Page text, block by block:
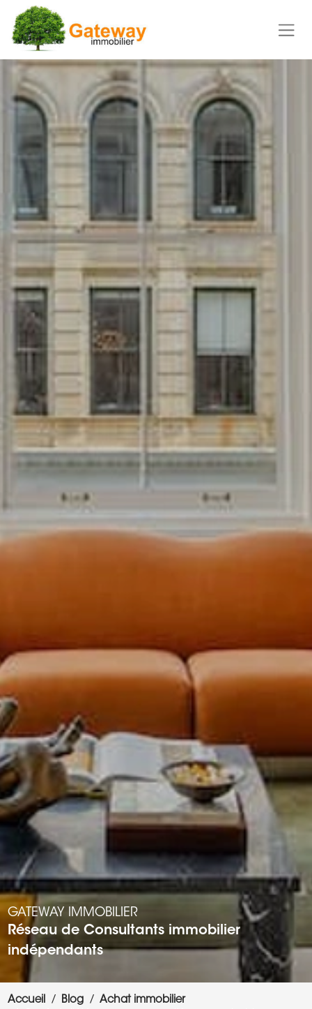
GATEWAY IMMOBILIER
Réseau de Consultants immobilier
indépendants
Accueil Blog
Achat immobilier